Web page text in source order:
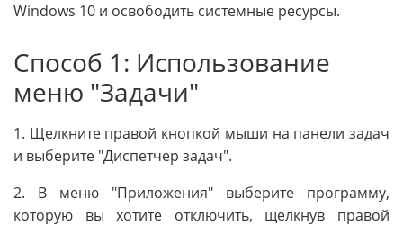
Windows 10 и освободить системные ресурсы.
Способ 1: Использование
меню "Задачи"
1. Щелкните правой кнопкой мыши на панели задач
и выберите "Диспетчер задач".
2. В меню "Приложения" выберите программу,
которую вы хотите отключить, щелкнув правой